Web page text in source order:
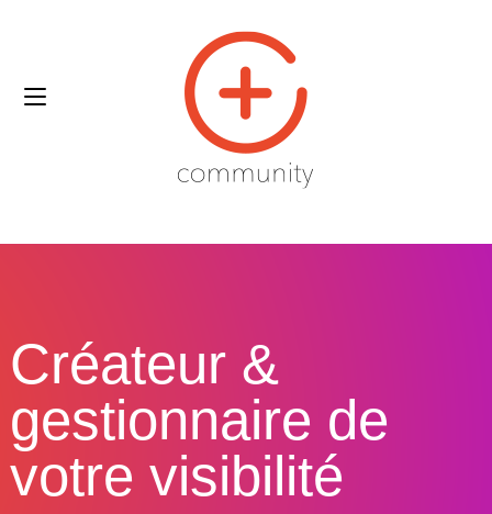
Créateur &
gestionnaire de
votre visibilité​